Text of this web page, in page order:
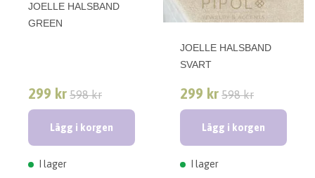
JOELLE HALSBAND
GREEN
299 kr 598 kr
Lägg i korgen
I lager
JOELLE HALSBAND
SVART
299 kr 598 kr
Lägg i korgen
I lager